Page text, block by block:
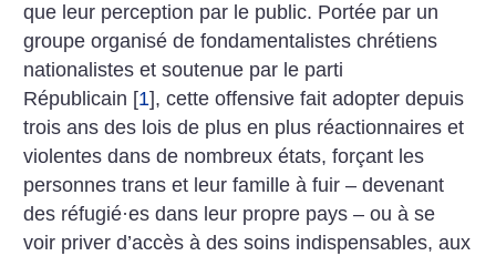
que leur perception par le public. Portée par un
groupe organisé de fondamentalistes chrétiens
nationalistes et soutenue par le parti
Républicain [1], cette offensive fait adopter depuis
trois ans des lois de plus en plus réactionnaires et
violentes dans de nombreux états, forçant les
personnes trans et leur famille à fuir – devenant
des réfugié·es dans leur propre pays – ou à se
voir priver d’accès à des soins indispensables, aux